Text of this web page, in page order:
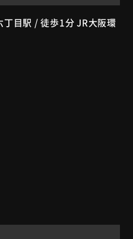
丁目駅 / 徒歩1分 JR大阪環